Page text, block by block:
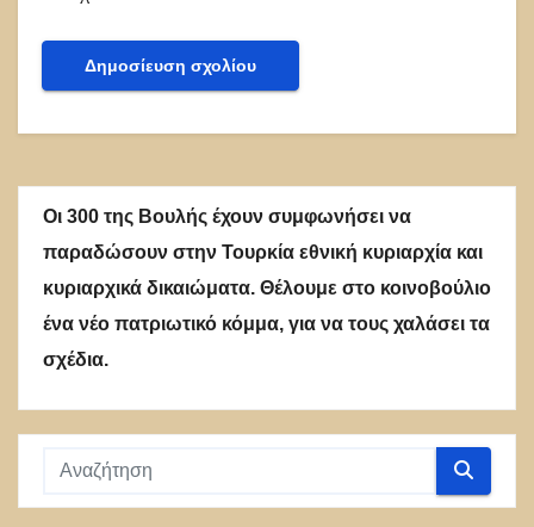
Οι 300 της Βουλής έχουν συμφωνήσει να
παραδώσουν στην Τουρκία εθνική κυριαρχία και
κυριαρχικά δικαιώματα. Θέλουμε στο κοινοβούλιο
ένα νέο πατριωτικό κόμμα, για να τους χαλάσει τα
σχέδια.